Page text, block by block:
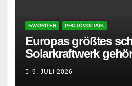
FAVORITEN PHOTOVOLTAIK
Europas größtes
Solarkraftwerk
AMPYR
9. JULI 2026